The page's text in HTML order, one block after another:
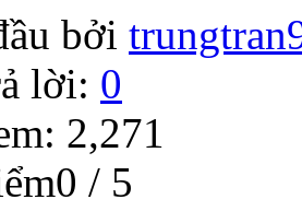
bởi
lời: 0
2,271
/ 5